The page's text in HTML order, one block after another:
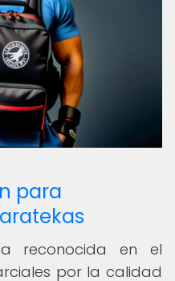
para
reconocida en el
por la calidad